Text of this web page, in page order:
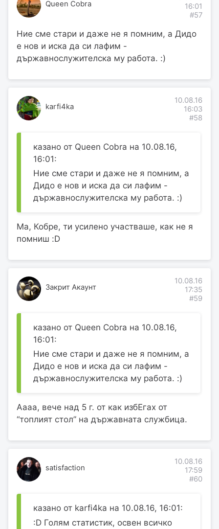
Queen Cobra
16:01
#57
Ние сме стари и даже не я помним, а Дидо
е нов и иска да си лафим -
държавнослужителска му работа. :)
karfi4ka
10.08.16
16:03
#58
казано от Queen Cobra на 10.08.16,
16:01:
Ние сме стари и даже не я помним, а
Дидо е нов и иска да си лафим -
държавнослужителска му работа. :)
Ма, Кобре, ти усилено участваше, как не я
помниш :D
Закрит Акаунт
10.08.16
17:35
#59
казано от Queen Cobra на 10.08.16,
16:01:
Ние сме стари и даже не я помним, а
Дидо е нов и иска да си лафим -
държавнослужителска му работа. :)
Аааа, вече над 5 г. от как избЕгах от
“топлият стол” на държавната службица.
satisfaction
10.08.16
17:59
#60
казано от karfi4ka на 10.08.16, 16:01:
:D Голям статистик, освен всичко